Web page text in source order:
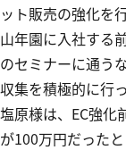
ット販売の強化を行
山年園に入社する
のセミナーに通う
収集を積極的に行
塩原様は、EC強化
が100万円だった